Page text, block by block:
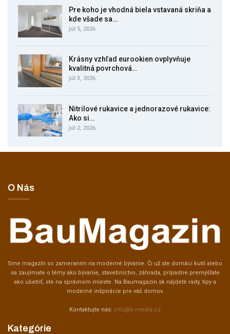
Pre koho je vhodná biela vstavaná skriňa a
kde všade sa…
júl 5, 2026
Krásny vzhľad eurookien ovplyvňuje
kvalitná povrchová…
júl 3, 2026
Nitrilové rukavice a jednorazové rukavice:
Ako si…
júl 2, 2026
O Nás
Sme magazín so zameraním na moderné bývanie. Či už ste domáci kutil alebo
sa zaujímate o témy ako bývanie, stavebníctvo, záhrada, prípadne premýšľate
ako ušetriť, ste na správnom mieste. Na Baumagazin.sk nájdete rady, tipy a
moderné inšpirácie pre váš domov.
Kontaktujte nás: info@k-media.cz
Kategórie